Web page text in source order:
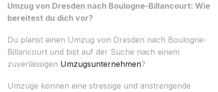
Umzug von Dresden nach Boulogne-Billancourt: Wie
bereitest du dich vor?
Du planst einen Umzug von Dresden nach Boulogne-
Billancourt und bist auf der Suche nach einem
zuverlässigen Umzugsunternehmen?
Umzüge können eine stressige und anstrengende